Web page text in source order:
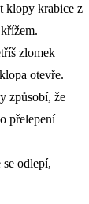
klopy krabice z
zlomek
otevře.
způsobí, že
přelepení
odlepí,